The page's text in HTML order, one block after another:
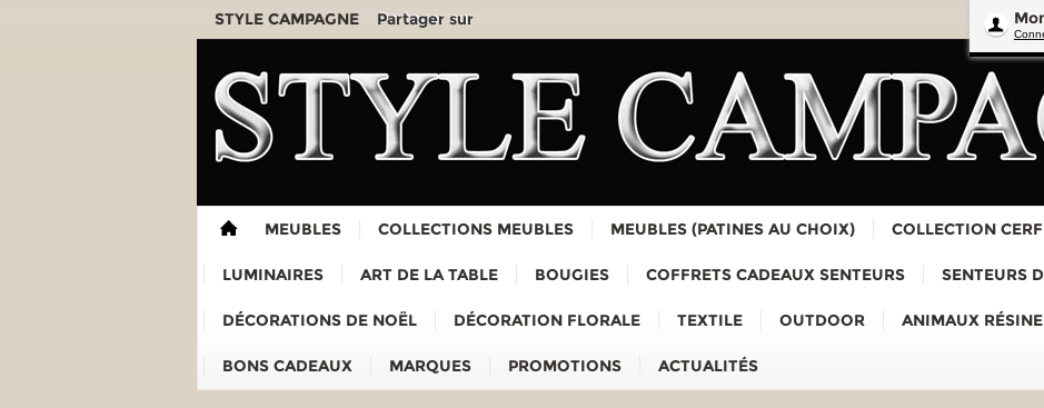
STYLE CAMPAGNE Partager sur
MEUBLES COLLECTIONS MEUBLES MEUBLES (PATINES AU CHOIX) COLLECTION CERF
LUMINAIRES ART DE LA TABLE BOUGIES COFFRETS CADEAUX SENTEURS SENTEURS
DÉCORATIONS DE NOËL DÉCORATION FLORALE TEXTILE OUTDOOR ANIMAUX
BONS CADEAUX MARQUES PROMOTIONS ACTUALITÉS